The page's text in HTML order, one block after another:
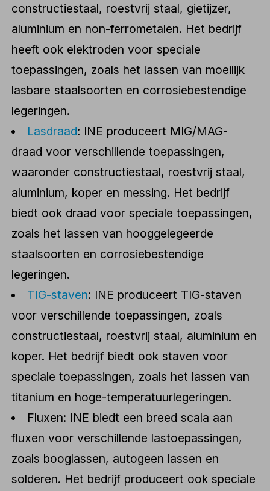
constructiestaal, roestvrij staal, gietijzer,
aluminium en non-ferrometalen. Het bedrijf
heeft ook elektroden voor speciale
toepassingen, zoals het lassen van moeilijk
lasbare staalsoorten en corrosiebestendige
legeringen.
Lasdraad: INE produceert MIG/MAG-
draad voor verschillende toepassingen,
waaronder constructiestaal, roestvrij staal,
aluminium, koper en messing. Het bedrijf
biedt ook draad voor speciale toepassingen,
zoals het lassen van hooggelegeerde
staalsoorten en corrosiebestendige
legeringen.
TIG-staven: INE produceert TIG-staven
voor verschillende toepassingen, zoals
constructiestaal, roestvrij staal, aluminium en
koper. Het bedrijf biedt ook staven voor
speciale toepassingen, zoals het lassen van
titanium en hoge-temperatuurlegeringen.
Fluxen: INE biedt een breed scala aan
fluxen voor verschillende lastoepassingen,
zoals booglassen, autogeen lassen en
solderen. Het bedrijf produceert ook speciale